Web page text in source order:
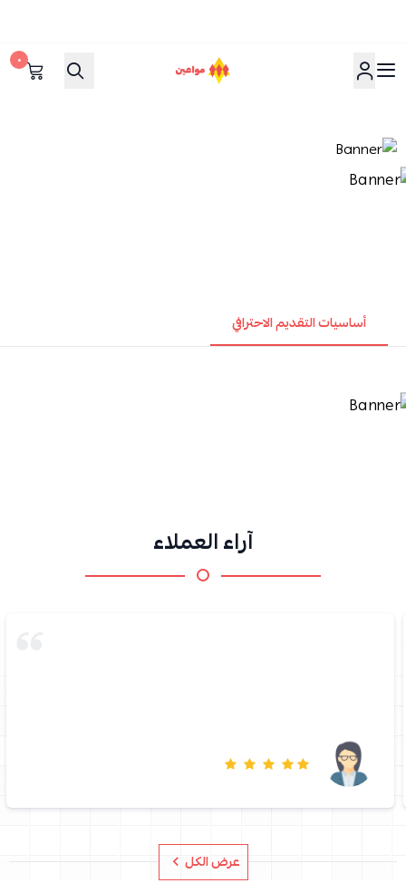
مواعين
٠
أساسيات التقديم الاحترافي
آراء العملاء
عرض الكل